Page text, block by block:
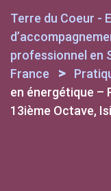
Terre du Coeur -
professionnel en
France
>
en énergétique –
13ième Octave,